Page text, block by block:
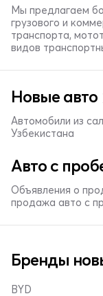
Мы предлагаем
грузового и
транспорта,
видов
Новые авто
Автомобили из
Узбекистана
Авто с
Объявления о
продажа авто с
Бренды
BYD